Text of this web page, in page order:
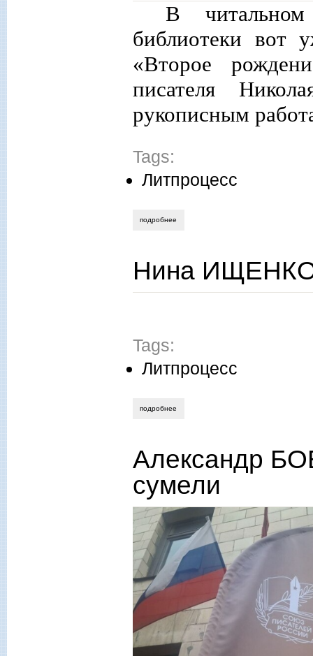
В
библиотеки вот
«Второе
писателя
рукописным
Tags:
Литпроцесс
подробнее
Нина
Tags:
Литпроцесс
подробнее
Александр
сумели